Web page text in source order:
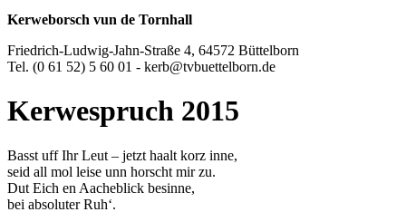
Kerweborsch vun de Tornhall
Friedrich-Ludwig-Jahn-Straße 4, 64572 Büttelborn
Tel. (0 61 52) 5 60 01 - kerb@tvbuettelborn.de
Kerwespruch 2015
Basst uff Ihr Leut – jetzt haalt korz inne,
seid all mol leise unn horscht mir zu.
Dut Eich en Aacheblick besinne,
bei absoluter Ruh‘.